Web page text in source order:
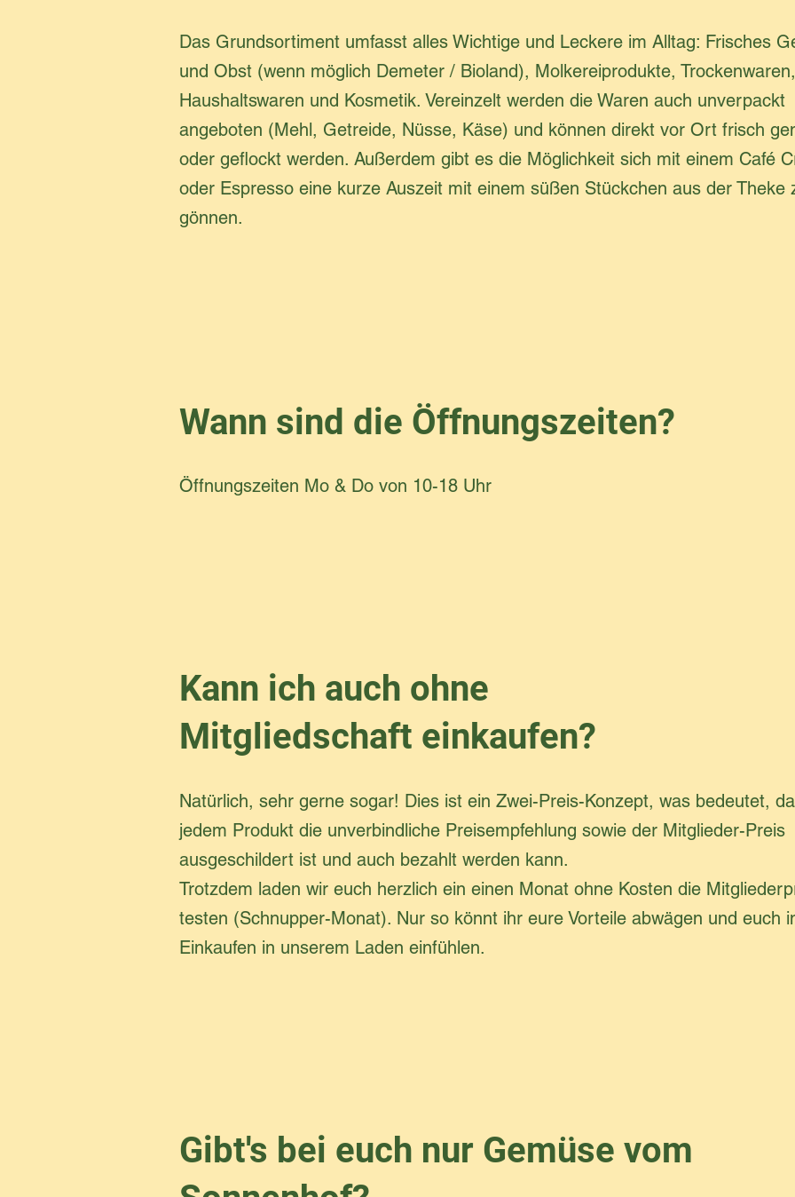
Das Grundsortiment umfasst alles Wichtige und Leckere im Alltag: Frisches
und Obst (wenn möglich Demeter / Bioland), Molkereiprodukte, Trockenwaren,
Haushaltswaren und Kosmetik. Vereinzelt werden die Waren auch unverpackt
angeboten (Mehl, Getreide, Nüsse, Käse) und können direkt vor Ort frisch
oder geflockt werden. Außerdem gibt es die Möglichkeit sich mit einem Café
oder Espresso eine kurze Auszeit mit einem süßen Stückchen aus der Theke
gönnen.
Wann sind die Öffnungszeiten?
Öffnungszeiten Mo & Do von 10-18 Uhr
Kann ich auch ohne
Mitgliedschaft einkaufen?
Natürlich, sehr gerne sogar! Dies ist ein Zwei-Preis-Konzept, was bedeutet,
jedem Produkt die unverbindliche Preisempfehlung sowie der Mitglieder-Preis
ausgeschildert ist und auch bezahlt werden kann.
Trotzdem laden wir euch herzlich ein einen Monat ohne Kosten die
testen (Schnupper-Monat). Nur so könnt ihr eure Vorteile abwägen und euch
Einkaufen in unserem Laden einfühlen.
Gibt's bei euch nur Gemüse vom